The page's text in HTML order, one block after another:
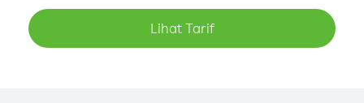
Lihat Tarif